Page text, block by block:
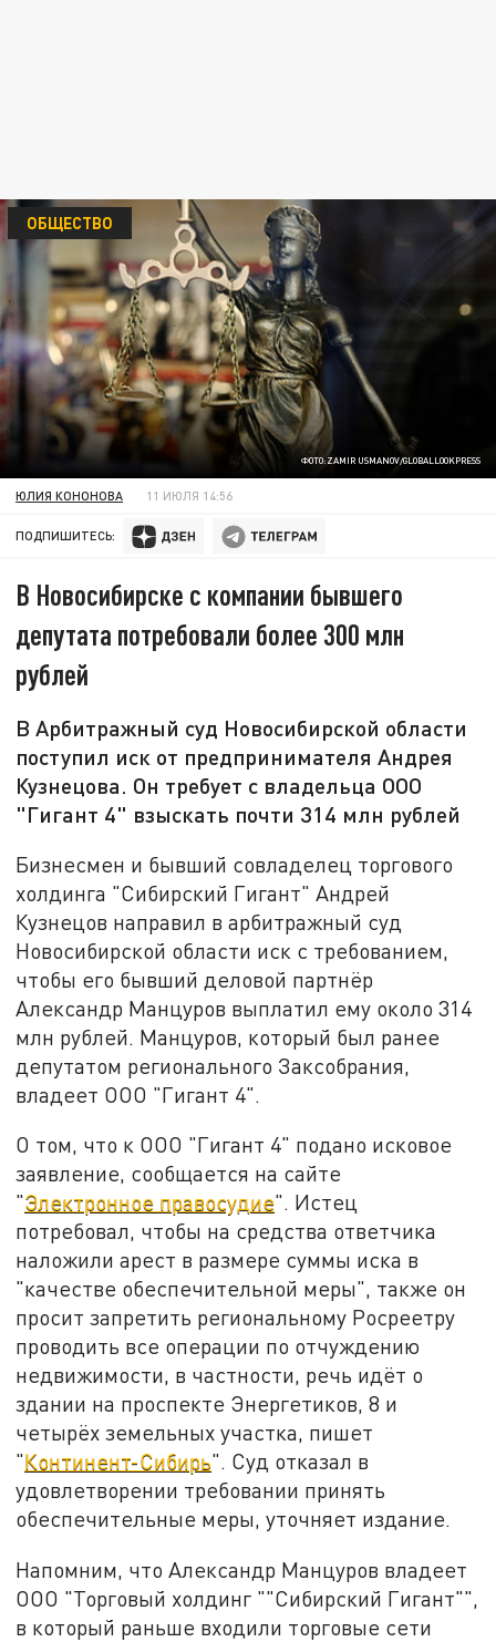
ФОТО:ZAMIR USMANOV/GLOBALLOOKPRESS
ОБЩЕСТВО
ЮЛИЯ КОНОНОВА 11 ИЮЛЯ 14:56
ПОДПИШИТЕСЬ:
В Новосибирске с компании бывшего
депутата потребовали более 300 млн
рублей
В Арбитражный суд Новосибирской области
поступил иск от предпринимателя Андрея
Кузнецова. Он требует с владельца ООО
"Гигант 4" взыскать почти 314 млн рублей
Бизнесмен и бывший совладелец торгового
холдинга "Сибирский Гигант" Андрей
Кузнецов направил в арбитражный суд
Новосибирской области иск с требованием,
чтобы его бывший деловой партнёр
Александр Манцуров выплатил ему около 314
млн рублей. Манцуров, который был ранее
депутатом регионального Заксобрания,
владеет ООО "Гигант 4".
О том, что к ООО "Гигант 4" подано исковое
заявление, сообщается на сайте
"Электронное правосудие". Истец
потребовал, чтобы на средства ответчика
наложили арест в размере суммы иска в
"качестве обеспечительной меры", также он
просит запретить региональному Росреетру
проводить все операции по отчуждению
недвижимости, в частности, речь идёт о
здании на проспекте Энергетиков, 8 и
четырёх земельных участка, пишет
"Континент-Сибирь". Суд отказал в
удовлетворении требовании принять
обеспечительные меры, уточняет издание.
Напомним, что Александр Манцуров владеет
ООО "Торговый холдинг ""Сибирский Гигант"",
в который раньше входили торговые сети